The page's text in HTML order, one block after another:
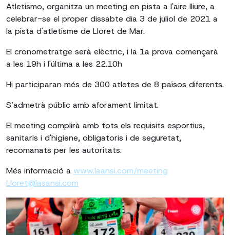
Atletismo, organitza un meeting en pista a l'aire lliure, a
celebrar-se el proper dissabte dia 3 de juliol de 2021 a
la pista d'atletisme de Lloret de Mar.
El cronometratge serà elèctric, i la 1a prova començarà
a les 19h i l'última a les 22.10h
Hi participaran més de 300 atletes de 8 països diferents.
S’admetrà públic amb aforament limitat.
El meeting complirà amb tots els requisits esportius,
sanitaris i d'higiene, obligatoris i de seguretat,
recomanats per les autoritats.
Més informació a www.laansi.com/meeting
Lloret@lasansi.com